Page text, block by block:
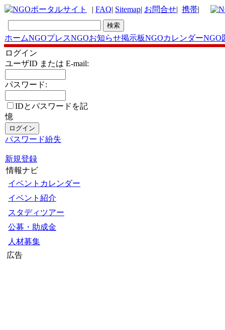
| FAQ| Sitemap| お問合せ| 携帯|
ホームNGOプレスNGOお知らせ掲示板NGOカレンダーNGO
ログイン
ユーザID または E-mail:
パスワード:
IDとパスワードを記
憶
パスワード紛失
新規登録
情報ナビ
イベントカレンダー
イベント紹介
スタディツアー
公募・助成金
人材募集
広告